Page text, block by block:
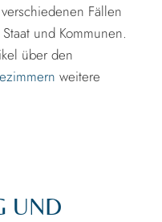
Fällen
und Kommunen.
über den
weitere
UND